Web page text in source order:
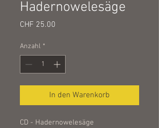
Hadernowelesäge
CHF 25.00
Anzahl *
In den Warenkorb
CD - Hadernowelesäge